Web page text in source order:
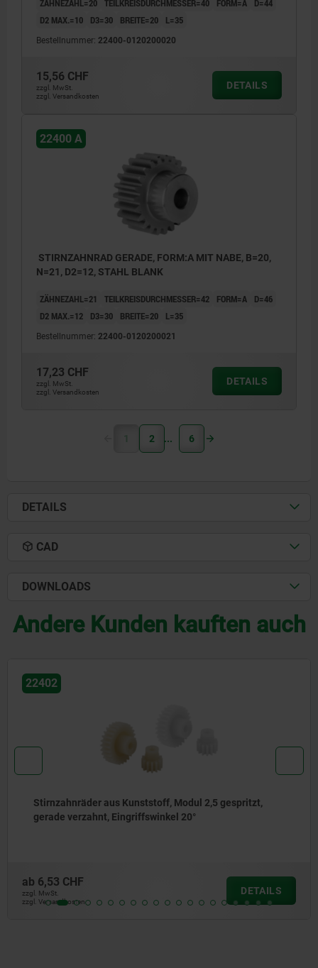
ZÄHNEZAHL=20 TEILKREISDURCHMESSER=40 FORM=A
D=44
D2 MAX.=10
D3=30 BREITE=20 L=35
Bestellnummer: 22400-0120200020
15,56 CHF
zzgl. MwSt.
zzgl. Versandkosten
DETAILS
22400 A
STIRNZAHNRAD GERADE, FORM:A MIT NABE, B=20,
N=21, D2=12, STAHL BLANK
ZÄHNEZAHL=21 TEILKREISDURCHMESSER=42 FORM=A
D=46
D2 MAX.=12
D3=30 BREITE=20 L=35
Bestellnummer: 22400-0120200021
17,23 CHF
zzgl. MwSt.
zzgl. Versandkosten
DETAILS
1 2 6
DETAILS
CAD
DOWNLOADS
Andere Kunden kauften auch
Stirnzahnräder aus Edelstahl, Modul 4
gefräst, gerade verzahnt, Eingriffswinkel 20°
zzgl. Versandkosten